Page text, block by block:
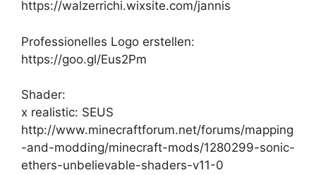
https://walzerrichi.wixsite.com/jannis
Professionelles Logo erstellen:
https://goo.gl/Eus2Pm
Shader:
x realistic: SEUS
http://www.minecraftforum.net/forums/mapping
-and-modding/minecraft-mods/1280299-sonic-
ethers-unbelievable-shaders-v11-0